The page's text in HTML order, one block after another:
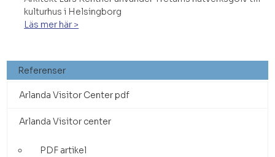
kulturhus i Helsingborg
Läs mer här >
Referenser
Arlanda Visitor Center pdf
Arlanda Visitor center
PDF artikel